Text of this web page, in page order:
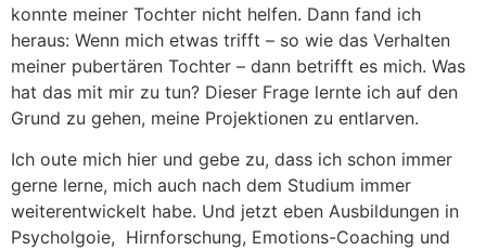
konnte meiner Tochter nicht helfen. Dann fand ich
heraus: Wenn mich etwas trifft – so wie das Verhalten
meiner pubertären Tochter – dann betrifft es mich. Was
hat das mit mir zu tun? Dieser Frage lernte ich auf den
Grund zu gehen, meine Projektionen zu entlarven.
Ich oute mich hier und gebe zu, dass ich schon immer
gerne lerne, mich auch nach dem Studium immer
weiterentwickelt habe. Und jetzt eben Ausbildungen in
Psycholgoie, Hirnforschung, Emotions-Coaching und